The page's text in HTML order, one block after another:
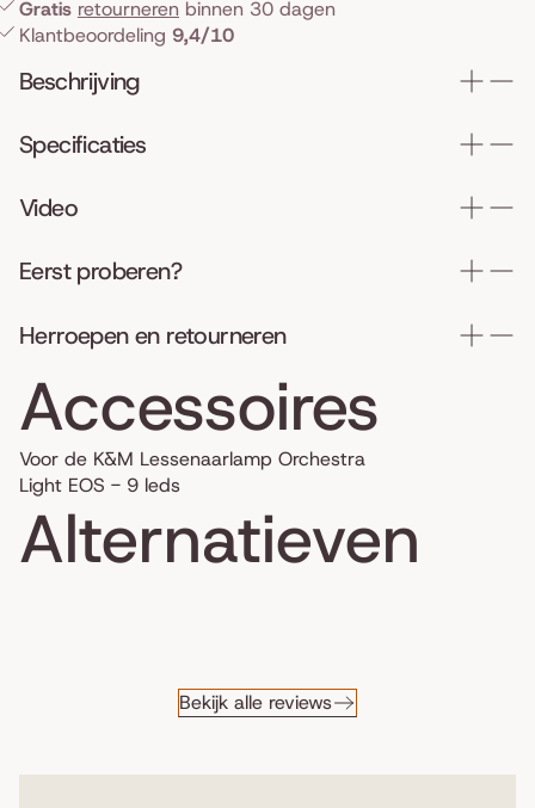
Gratis retourneren binnen 30 dagen
Klantbeoordeling 9,4/10
Beschrijving
Specificaties
Video
Eerst proberen?
Herroepen en retourneren
Accessoires
Voor de K&M Lessenaarlamp Orchestra
Light EOS - 9 leds
Alternatieven
Bekijk alle reviews